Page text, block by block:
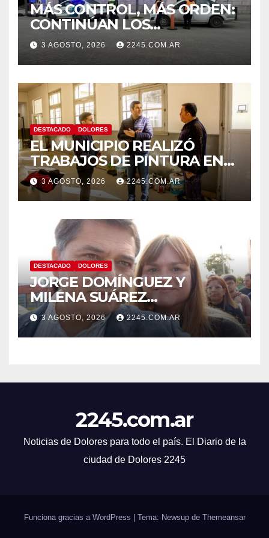
MÁS CONTROL, MÁS ORDEN:
CONTINÚAN LOS
OPERATIVOS PREVENTIVOS
DE TRÁNSITO EN DOLORES
3 AGOSTO, 2026 2245.COM.AR
DESTACADO DOLORES
EL MUNICIPIO REALIZÓ
TRABAJOS DE PINTURA EN
LA ESCUELA N.º 10
3 AGOSTO, 2026 2245.COM.AR
DESTACADO DOLORES
JORGE DOMÍNGUEZ Y
MILENA SUÁREZ
INTENSIFICAN LA AGENDA
OPOSITORA EN DOLORES
CON UNA SERIE DE
3 AGOSTO, 2026 2245.COM.AR
2245.com.ar
Noticias de Dolores para todo el país. El Diario de la
ciudad de Dolores 2245
Funciona gracias a WordPress Tema: Newsup de Themeansar